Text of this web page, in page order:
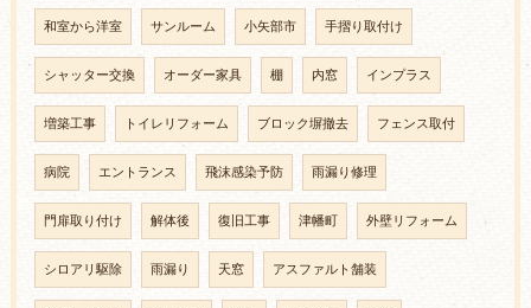
和室から洋室 サンルーム 小矢部市 手摺り取付け
シャッター交換 オーダー家具 棚 内窓 インプラス
増築工事 トイレリフォーム ブロック塀撤去 フェンス取付
病院 エントランス 飛沫感染予防 雨漏り修理
門扉取り付け 解体後 復旧工事 津幡町 外壁リフォーム
シロアリ駆除 雨漏り 天窓 アスファルト舗装